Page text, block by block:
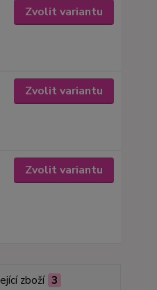
Zvolit variantu
Zvolit variantu
Zvolit variantu
zboží 3